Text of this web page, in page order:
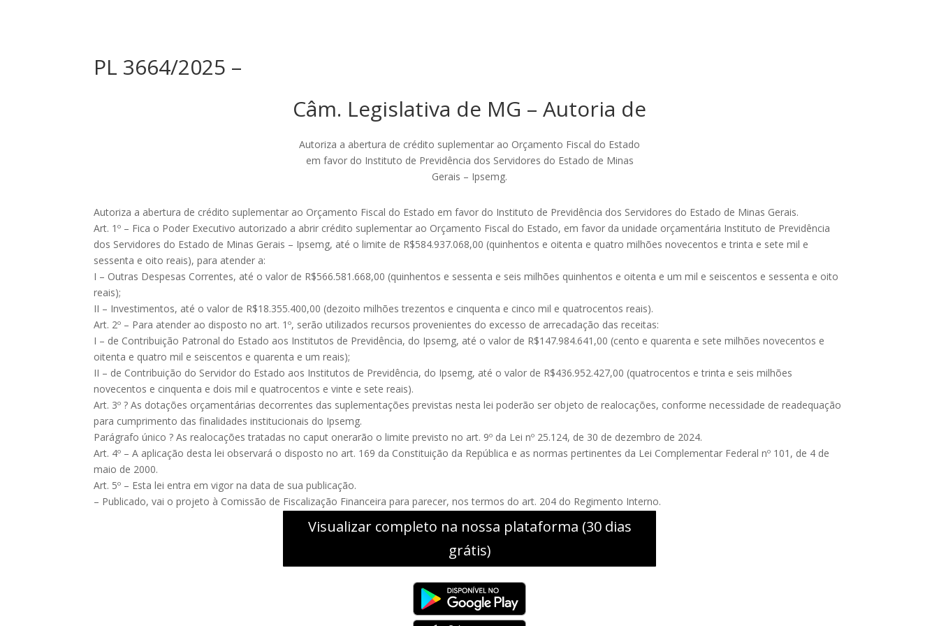
PL 3664/2025 –
Câm. Legislativa de MG – Autoria de
Autoriza a abertura de crédito suplementar ao Orçamento Fiscal do Estado
em favor do Instituto de Previdência dos Servidores do Estado de Minas
Gerais – Ipsemg.
Autoriza a abertura de crédito suplementar ao Orçamento Fiscal do Estado em favor do Instituto de Previdência dos Servidores do Estado de Minas Gerais.
Art. 1º – Fica o Poder Executivo autorizado a abrir crédito suplementar ao Orçamento Fiscal do Estado, em favor da unidade orçamentária Instituto de Previdência
dos Servidores do Estado de Minas Gerais – Ipsemg, até o limite de R$584.937.068,00 (quinhentos e oitenta e quatro milhões novecentos e trinta e sete mil e
sessenta e oito reais), para atender a:
I – Outras Despesas Correntes, até o valor de R$566.581.668,00 (quinhentos e sessenta e seis milhões quinhentos e oitenta e um mil e seiscentos e sessenta e oito
reais);
II – Investimentos, até o valor de R$18.355.400,00 (dezoito milhões trezentos e cinquenta e cinco mil e quatrocentos reais).
Art. 2º – Para atender ao disposto no art. 1º, serão utilizados recursos provenientes do excesso de arrecadação das receitas:
I – de Contribuição Patronal do Estado aos Institutos de Previdência, do Ipsemg, até o valor de R$147.984.641,00 (cento e quarenta e sete milhões novecentos e
oitenta e quatro mil e seiscentos e quarenta e um reais);
II – de Contribuição do Servidor do Estado aos Institutos de Previdência, do Ipsemg, até o valor de R$436.952.427,00 (quatrocentos e trinta e seis milhões
novecentos e cinquenta e dois mil e quatrocentos e vinte e sete reais).
Art. 3º ? As dotações orçamentárias decorrentes das suplementações previstas nesta lei poderão ser objeto de realocações, conforme necessidade de readequação
para cumprimento das finalidades institucionais do Ipsemg.
Parágrafo único ? As realocações tratadas no caput onerarão o limite previsto no art. 9º da Lei nº 25.124, de 30 de dezembro de 2024.
Art. 4º – A aplicação desta lei observará o disposto no art. 169 da Constituição da República e as normas pertinentes da Lei Complementar Federal nº 101, de 4 de
maio de 2000.
Art. 5º – Esta lei entra em vigor na data de sua publicação.
– Publicado, vai o projeto à Comissão de Fiscalização Financeira para parecer, nos termos do art. 204 do Regimento Interno.
Visualizar completo na nossa plataforma (30 dias
grátis)